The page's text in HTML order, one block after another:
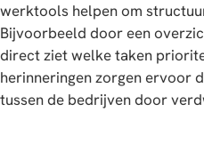
werktools helpen om
Bijvoorbeeld door een
direct ziet welke taken
herinneringen zorgen ervoor
tussen de bedrijven door